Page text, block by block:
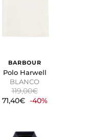
BARBOUR
Polo Harwell
BLANCO
119,00€
71,40€ -40%